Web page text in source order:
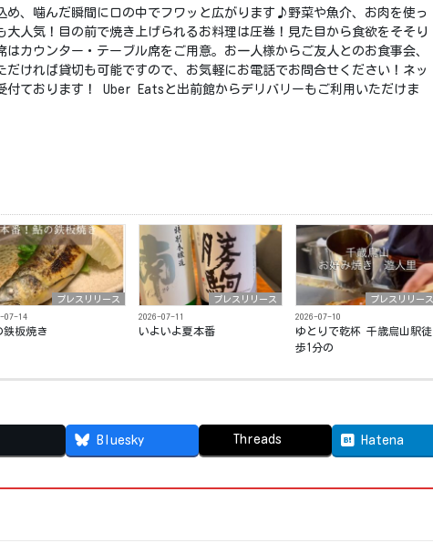
め、噛んだ瞬間に口の中でフワッと広がります♪野菜や魚介、お肉を使っ
大人気！目の前で焼き上げられるお料理は圧巻！見た目から食欲をそそり
はカウンター・テーブル席をご用意。お一人様からご友人とのお食事会、
だければ貸切も可能ですので、お気軽にお電話でお問合せください！ネッ
付ております！ Uber Eatsと出前館からデリバリーもご利用いただけま
プレスリリース
07-14
鉄板焼き
プレスリリース
2026-07-11
いよいよ夏本番️ ⁡
プレスリリース
2026-07-10
ゆとりで乾杯 千歳烏山駅徒
歩1分の
Bluesky Threads Hatena